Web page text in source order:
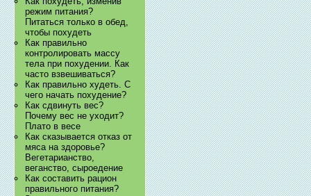
режим питания?
Питаться только в обед,
чтобы похудеть
Как правильно
контролировать массу
тела при похудении. Как
часто взвешиваться?
Как правильно худеть. С
чего начать похудение?
Как сдвинуть вес?
Почему вес не уходит?
Плато в весе
Как сказывается отказ от
мяса на здоровье?
Вегетарианство,
веганство, сыроедение
Как составить рацион
правильного питания?